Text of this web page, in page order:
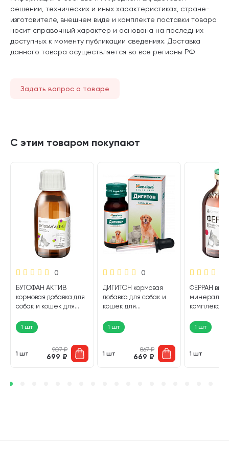
решении, технических и иных характеристиках, стране-
изготовителе, внешнем виде и комплекте поставки товара
носит справочный характер и основана на последних
доступных к моменту публикации сведениях. Доставка
данного товара осуществляется во все регионы РФ.
Задать вопрос о товаре
С этим товаром покупают
0
БУТОФАН АКТИВ
кормовая добавка для
собак и кошек для
веществ 100 мл (1 шт)
1 шт
1 шт
907₽
699 ₽
0
ДИГИТОН кормовая
добавка для собак и
кошек для
нормализации
процессов
30 мл Himalaya (1 шт)
1 шт
1 шт
867₽
669 ₽
ФЕРРАН
комплекс
для собак
50 мл (1 шт)
1 шт
1 шт